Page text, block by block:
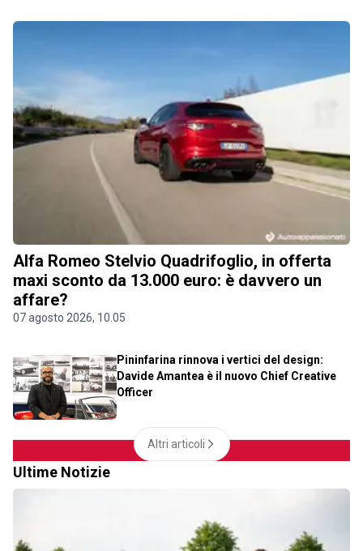
Alfa Romeo Stelvio Quadrifoglio, in offerta
maxi sconto da 13.000 euro: è davvero un
affare?
07 agosto 2026, 10.05
Pininfarina rinnova i vertici del design:
Davide Amantea è il nuovo Chief Creative
Officer
Altri articoli
Ultime Notizie